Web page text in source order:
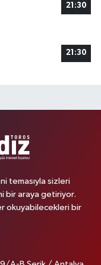
21:30
21:30
temasıyla sizleri
bir araya getiriyor.
okuyabilecekleri bir